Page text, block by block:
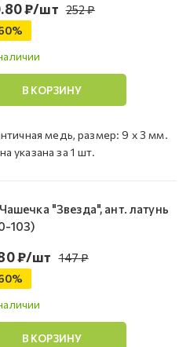
₽/шт 252₽
%
В КОРЗИНУ
медь, размер: 9 х 3 мм.
указана за 1 шт.
"Звезда", ант. латунь
103)
₽/шт 147₽
%
В КОРЗИНУ